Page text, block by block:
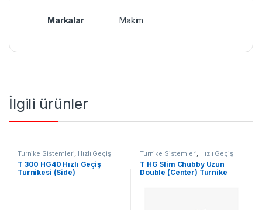
Markalar Makim
İlgili ürünler
Turnike Sistemleri, Hızlı Geçiş
T 300 HG40 Hızlı Geçiş
Turnikesi (Side)
Turnike Sistemleri, Hızlı Geçiş
T HG Slim Chubby Uzun
Double (Center) Turnike